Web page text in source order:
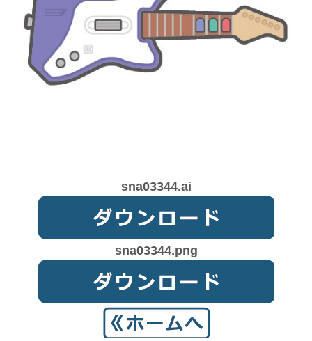
sna03344.ai
sna03344.png